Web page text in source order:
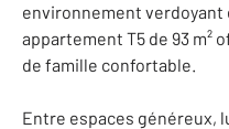
environnement verdoyant
appartement T5 de 93 m²
de famille confortable.
Entre espaces généreux,